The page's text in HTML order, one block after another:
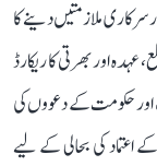
سے مطالبہ کیا کہ اگر وہ 65 سے 68 ہزار سرکاری ملازمتیں دینے کا
اور بھرتی کا ریکارڈ
حکومت کے دعووں کی
کی بحالی کے لیے